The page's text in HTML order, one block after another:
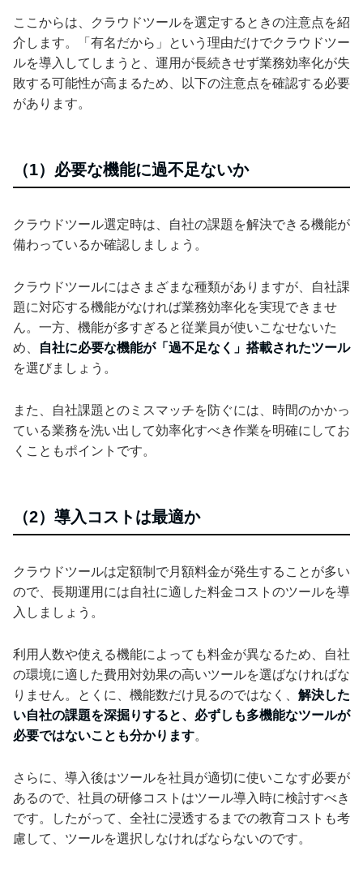
ここからは、クラウドツールを選定するときの注意点を紹
介します。「有名だから」という理由だけでクラウドツー
ルを導入してしまうと、運用が長続きせず業務効率化が失
敗する可能性が高まるため、以下の注意点を確認する必要
があります。
（1）必要な機能に過不足ないか
クラウドツール選定時は、自社の課題を解決できる機能が
備わっているか確認しましょう。
クラウドツールにはさまざまな種類がありますが、自社課
題に対応する機能がなければ業務効率化を実現できませ
ん。一方、機能が多すぎると従業員が使いこなせないた
め、
自社に必要な機能が「過不足なく」搭載されたツール
を選びましょう。
また、自社課題とのミスマッチを防ぐには、時間のかかっ
ている業務を洗い出して効率化すべき作業を明確にしてお
くこともポイントです。
（2）導入コストは最適か
クラウドツールは定額制で月額料金が発生することが多い
ので、長期運用には自社に適した料金コストのツールを導
入しましょう。
利用人数や使える機能によっても料金が異なるため、自社
の環境に適した費用対効果の高いツールを選ばなければな
りません。とくに、機能数だけ見るのではなく、 解決した
い自社の課題を深掘りすると、必ずしも多機能なツールが
必要ではないことも分かります。
さらに、導入後はツールを社員が適切に使いこなす必要が
あるので、社員の研修コストはツール導入時に検討すべき
です。したがって、全社に浸透するまでの教育コストも考
慮して、ツールを選択しなければならないのです。